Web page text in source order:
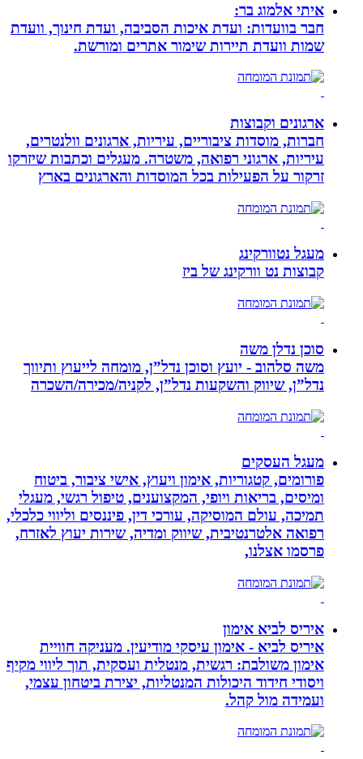
איתי אלמוג בר:
חבר בוועדות: ועדת איכות הסביבה, ועדת חינוך, וועדת
שמות וועדת תיירות שימור אתרים ומורשת.
ארגונים וקבוצות
חברות, מוסדות ציבוריים, עיריות, ארגונים וולנטרים,
עיריות, ארגוני רפואה, משטרה. מעגלים וכתבות שיזרקו
זרקור על הפעילות בכל המוסדות והארגונים בארץ
מעגל נטוורקינג
קבוצות נט וורקינג של ביז
סוכן נדלן משה
משה סלהוב - יועץ וסוכן נדל”ן, מומחה לייעוץ ותיווך
נדל”ן, שיווק והשקעות נדל”ן, לקניה/מכירה/השכרה
מעגל העסקים
פורומים, קטגוריות, אימון ויעוץ, אישי ציבור, ביטוח
ומיסים, בריאות ויופי, המקצוענים, טיפול רגשי, מעגלי
תמיכה, עולם המוסיקה, עורכי דין, פיננסים וליווי כלכלי,
רפואה אלטרנטיבית, שיווק ומדיה, שירות יעוץ לאזרח,
פרסמו אצלנו,
איריס לביא אימון
איריס לביא - אימון עיסקי מודיעין. מעניקה חוויית
אימון משולבת: רגשית, מנטלית ועסקית, תוך ליווי מקיף
ויסודי חידוד היכולות המנטליות, יצירת ביטחון עצמי,
ועמידה מול קהל.